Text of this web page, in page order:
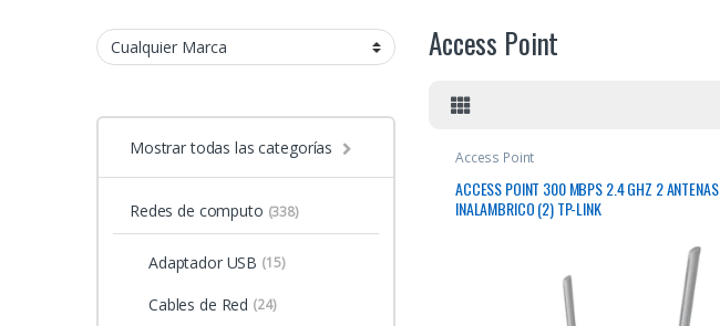
Access Point
Access Point
ACCESS POINT 300 MBPS 2.4 GHZ 2 ANTENAS
INALAMBRICO (2) TP-LINK
Mostrar todas las categorías
Redes de computo (338)
Adaptador USB (15)
Cables de Red (24)